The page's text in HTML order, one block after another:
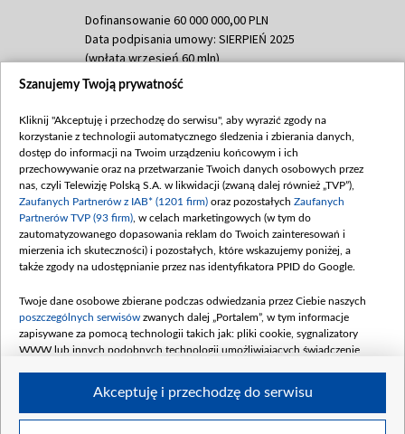
Dofinansowanie 60 000 000,00 PLN
Data podpisania umowy: SIERPIEŃ 2025
(wpłata wrzesień 60 mln)
Dofinansowanie 635 783 051,21 PLN
(wpłata wrzesień 100 mln, październik 350
mln, listopad 265 mln)
Dofinansowanie 48 862 000,00 PLN
Data podpisania umowy: GRUDZIEŃ 2025
(wpłata grudzień 60,548 mln)
Dofinansowanie 900 000 000,00 PLN
Data podpisania umowy: LUTY 2026 (wpłata
kwiecień 180 mln, 7 maja 180 mln, 8
czerwca 90 mln)
Dofinansowanie 250 000 000,00 PLN
4 sierpnia 250 mln
Szanujemy Twoją prywatność
Kliknij "Akceptuję i przechodzę do serwisu", aby wyrazić zgody na
korzystanie z technologii automatycznego śledzenia i zbierania danych,
dostęp do informacji na Twoim urządzeniu końcowym i ich
przechowywanie oraz na przetwarzanie Twoich danych osobowych przez
nas, czyli Telewizję Polską S.A. w likwidacji (zwaną dalej również „TVP”),
Zaufanych Partnerów z IAB* (1201 firm) oraz pozostałych Zaufanych
Partnerów TVP (93 firm) , w celach marketingowych (w tym do
zautomatyzowanego dopasowania reklam do Twoich zainteresowań i
mierzenia ich skuteczności) i pozostałych, które wskazujemy poniżej, a
także zgody na udostępnianie przez nas identyfikatora PPID do Google.
Twoje dane osobowe zbierane podczas odwiedzania przez Ciebie naszych
poszczególnych serwisów zwanych dalej „Portalem”, w tym informacje
zapisywane za pomocą technologii takich jak: pliki cookie, sygnalizatory
WWW lub innych podobnych technologii umożliwiających świadczenie
Akceptuję i przechodzę do serwisu